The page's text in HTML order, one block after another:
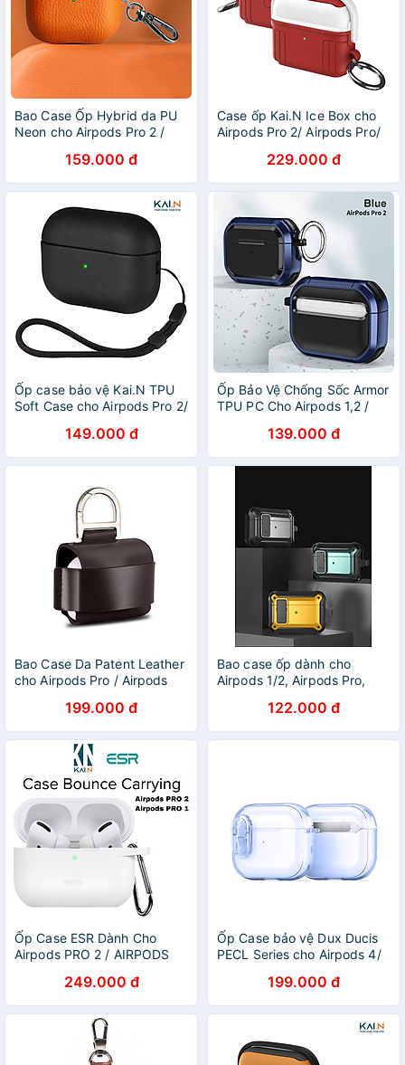
Bao Case Ốp Hybrid da PU
Neon cho Airpods Pro 2 /
Hàng Chính Hãng
159.000 đ
Case ốp Kai.N Ice Box cho
Airpods Pro 2/ Airpods Pro/
Hàng chính hãng
229.000 đ
Ốp case bảo vệ Kai.N TPU
Soft Case cho Airpods Pro 2/
Airpods 4 kèm dây đeo_
Hàng chính hãng
149.000 đ
Ốp Bảo Vệ Chống Sốc Armor
TPU PC Cho Airpods 1,2 /
Airpods Pro 2 Kèm Móc
Treo- Hàng Chính Hãng
139.000 đ
Bao Case Da Patent Leather
cho Airpods Pro / Airpods
199.000 đ
Bao case ốp dành cho
Airpods 1/2, Airpods Pro,
khoá chống rơi kèm móc
treo - Hàng chính hãng
122.000 đ
Ốp Case ESR Dành Cho
Airpods PRO 2 / AIRPODS
HÀNG CHÍNH HÃNG
249.000 đ
Ốp Case bảo vệ Dux Ducis
PECL Series cho Airpods 4/
Airpods Pro, Khoá An Toàn,
Chống Sốc_ Hàng chính
hãng
199.000 đ